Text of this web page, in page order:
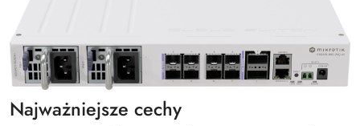
Najważniejsze cechy